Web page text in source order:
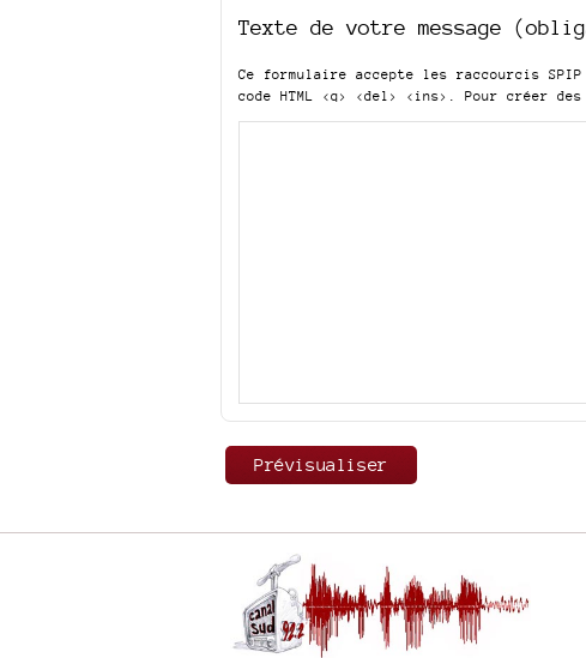
Texte de votre message
Ce formulaire accepte les raccourcis SPIP
code HTML <q> <del> <ins> . Pour créer